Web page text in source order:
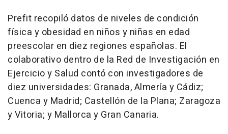
Prefit recopiló datos de niveles de condición
física y obesidad en niños y niñas en edad
preescolar en diez regiones españolas. El
colaborativo dentro de la Red de Investigación en
Ejercicio y Salud contó con investigadores de
diez universidades: Granada, Almería y Cádiz;
Cuenca y Madrid; Castellón de la Plana; Zaragoza
y Vitoria; y Mallorca y Gran Canaria.